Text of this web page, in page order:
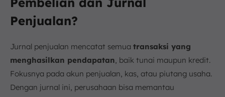
Penjualan?
Jurnal penjualan mencatat semua transaksi yang
menghasilkan pendapatan, baik tunai maupun kredit.
Fokusnya pada akun penjualan, kas, atau piutang usaha.
Dengan jurnal ini, perusahaan bisa memantau